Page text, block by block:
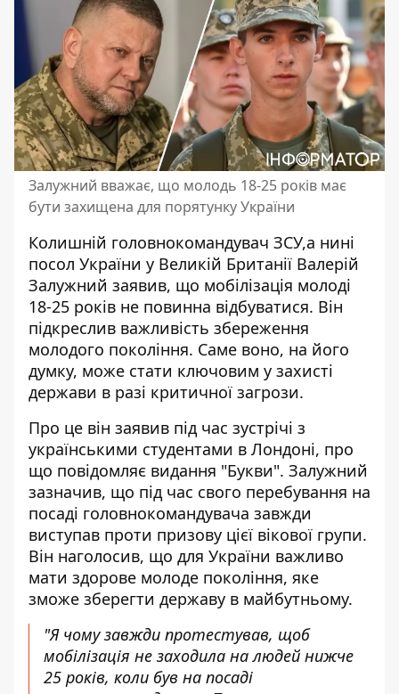
Залужний вважає, що молодь 18-25 років має
бути захищена для порятунку України
Колишній головнокомандувач ЗСУ,а нині
посол України у Великій Британії Валерій
Залужний заявив, що мобілізація молоді
18-25 років не повинна відбуватися. Він
підкреслив важливість збереження
молодого покоління. Саме воно, на його
думку, може стати ключовим у захисті
держави в разі критичної загрози.
Про це він заявив під час зустрічі з
українськими студентами в Лондоні, про
що повідомляє видання "Букви". Залужний
зазначив, що під час свого перебування на
посаді головнокомандувача завжди
виступав проти призову цієї вікової групи.
Він наголосив, що для України важливо
мати здорове молоде покоління, яке
зможе зберегти державу в майбутньому.
"Я чому завжди протестував, щоб
мобілізація не заходила на людей нижче
25 років, коли був на посаді